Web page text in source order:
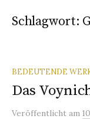
Schlagwort:
BEDEUTENDE
Das
Veröffentlicht am